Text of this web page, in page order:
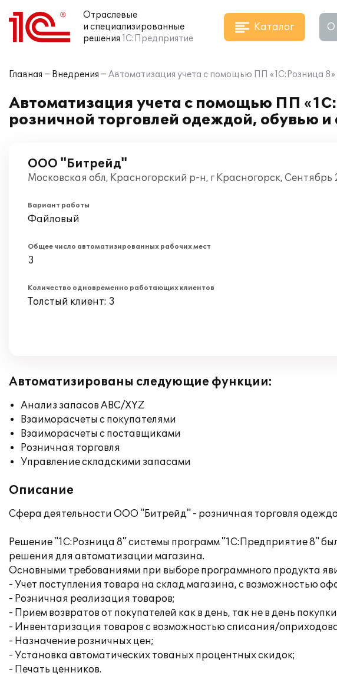
Отраслевые
и специализированные
решения 1С:Предприятие
Каталог О
Главная Внедрения Автоматизация учета с помощью ПП «1С:Розница
Автоматизация учета с помощью ПП
розничной торговлей одеждой, обувью и
ООО "Битрейд"
Московская обл, Красногорский р-н, г Красногорск, Сентябрь
Вариант работы
Файловый
Общее число автоматизированных рабочих мест
3
Количество одновременно работающих клиентов
Толстый клиент: 3
Автоматизированы следующие функции:
Анализ запасов ABC/XYZ
Взаиморасчеты с покупателями
Взаиморасчеты с поставщиками
Розничная торговля
Управление складскими запасами
Описание
Сфера деятельности ООО "Битрейд" - розничная торговля
Решение "1С:Розница 8" системы программ "1С:Предприятие 8"
решения для автоматизации магазина.
Основными требованиями при выборе программного продукта
- Учет поступления товара на склад магазина, с возможностью
- Розничная реализация товаров;
- Прием возвратов от покупателей как в день, так не в день
- Инвентаризация товаров с возможностью списания/
- Назначение розничных цен;
- Установка автоматических тованых процентных скидок;
- Печать ценников.